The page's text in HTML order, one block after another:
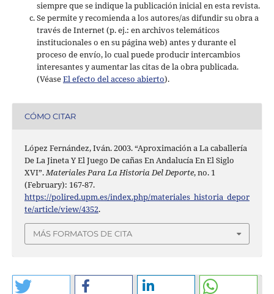
siempre que se indique la publicación inicial en esta revista.
Se permite y recomienda a los autores/as difundir su obra a
través de Internet (p. ej.: en archivos telemáticos
institucionales o en su página web) antes y durante el
proceso de envío, lo cual puede producir intercambios
interesantes y aumentar las citas de la obra publicada.
(VéaseEl efecto del acceso abierto).
CÓMO CITAR
López Fernández, Iván. 2003. “Aproximación a La caballería
De La Jineta Y El Juego De cañas En Andalucía En El Siglo
XVI”.Materiales Para La Historia Del Deporte, no. 1
(February): 167-87.
https://polired.upm.es/index.php/materiales_historia_depor
te/article/view/4352.
MÁS FORMATOS DE CITA